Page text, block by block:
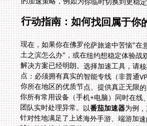
行动指南：如何找回属于你
现在，如果你在佛罗伦萨旅途中苦恼"在
土之滨怎么办"，或在纽约想稳定体验战
解决方案已经明朗。选择加速工具，请
点：必须拥有真实的智能专线（非普通
你所在地区的优质节点、提供真正无限的
你所有常用设备（手机+电脑）同时在线
团队实时处理异常。以番茄加速器为例
针对性地满足了
球智能选线确
换；稳定无限流